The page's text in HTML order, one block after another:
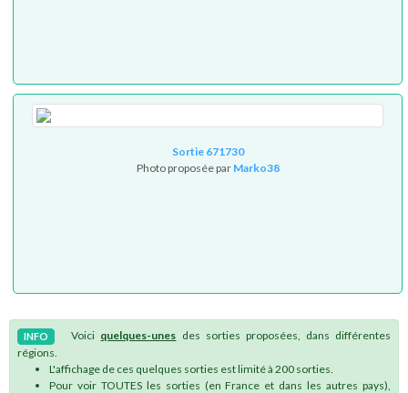
Sortie 671730
Photo proposée par Marko38
INFO Voici quelques-unes des sorties proposées, dans différentes
régions.
L'affichage de ces quelques sorties est limité à 200 sorties.
Pour voir TOUTES les sorties (en France et dans les autres pays),